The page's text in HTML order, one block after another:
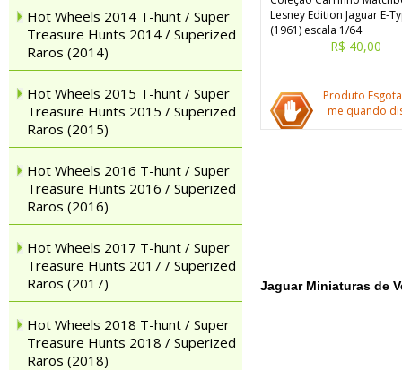
Hot Wheels 2014 T-hunt / Super
Treasure Hunts 2014 / Superized
Raros (2014)
Hot Wheels 2015 T-hunt / Super
Treasure Hunts 2015 / Superized
Raros (2015)
Hot Wheels 2016 T-hunt / Super
Treasure Hunts 2016 / Superized
Raros (2016)
Hot Wheels 2017 T-hunt / Super
Treasure Hunts 2017 / Superized
Raros (2017)
Hot Wheels 2018 T-hunt / Super
Treasure Hunts 2018 / Superized
Raros (2018)
Lesney Edition Jaguar E-
(1961) escala 1/64
R$ 40,00
Produto
me quando
Jaguar Miniaturas de